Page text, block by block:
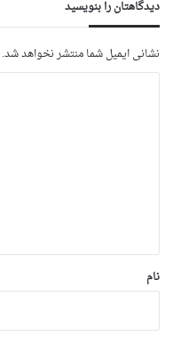
دیدگاهتان را بنویسید
نشانی ایمیل شما منتشر نخواهد شد.
نام